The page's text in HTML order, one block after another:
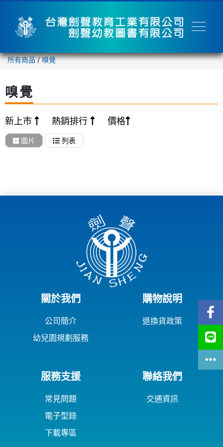
所有商品/嗅覺
嗅覺
新上市 熱銷排行 價格
圖片 列表
關於我們
公司簡介
幼兒園規劃服務
購物說明
退換貨政策
服務支援
常見問題
電子型錄
下載專區
聯絡我們
交通資訊